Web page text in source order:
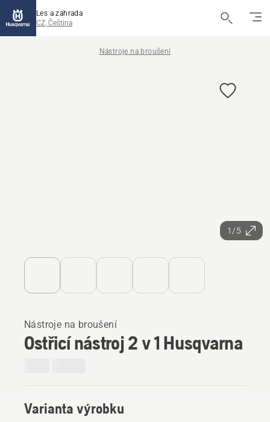
Les a zahrada
CZ, Čeština
Nástroje na broušení
1/5
Nástroje na broušení
Ostřicí nástroj 2 v 1 Husqvarna
Varianta výrobku